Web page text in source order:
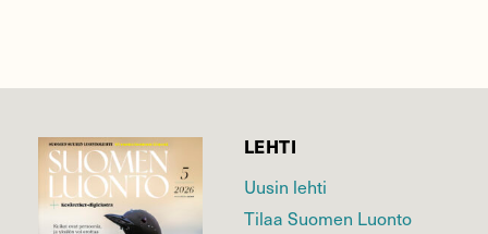
LEHTI
Uusin lehti
Tilaa Suomen Luonto